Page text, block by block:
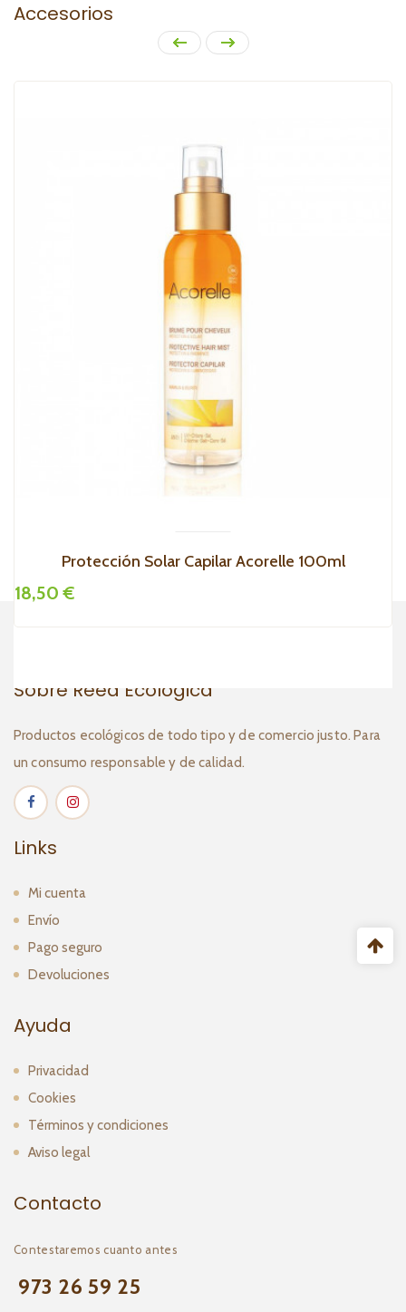
Accesorios
Protección Solar Capilar Acorelle 100ml
18,50 €
Sobre Reed Ecológica
Productos ecológicos de todo tipo y de comercio justo. Para
un consumo responsable y de calidad.
Links
Mi cuenta
Envío
Pago seguro
Devoluciones
Ayuda
Privacidad
Cookies
Términos y condiciones
Aviso legal
Contacto
Contestaremos cuanto antes
973 26 59 25